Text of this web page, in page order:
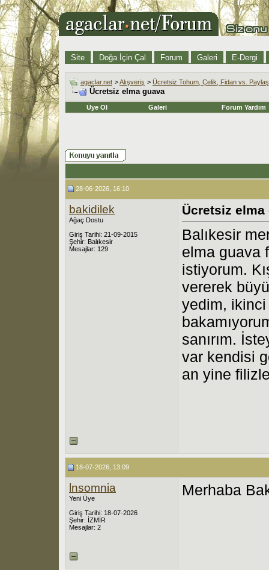
Site Doğa İçin Çal Forum Galeri E-Dergi
agaclar.net >Alışveriş > Ücretsiz Tohum, Çelik, Fidan vs.
Ücretsiz elma guava
Üye Ol Galeri Forum Yardım
28-06-2026, 16:10
bakidilek
Ağaç Dostu
Giriş Tarihi: 21-09-2015
Şehir: Balıkesir
Mesajlar: 129
Ücretsiz elma
Balıkesir
elma guava
istiyorum.
vererek
yedim,
sanırım.
var kendisi
an yine
18-07-2026, 13:09
lnsomnia
Yeni Üye
Giriş Tarihi: 18-07-2026
Şehir: İZMİR
Mesajlar: 2
Merhaba